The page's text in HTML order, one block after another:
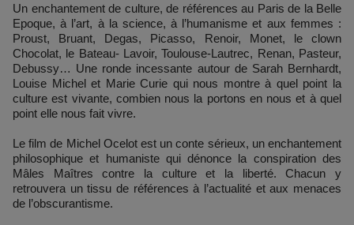
Un enchantement de culture, de références au Paris de la Belle
Epoque, à l’art, à la science, à l’humanisme et aux femmes :
Proust, Bruant, Degas, Picasso, Renoir, Monet, le clown
Chocolat, le Bateau- Lavoir, Toulouse-Lautrec, Renan, Pasteur,
Debussy… Une ronde incessante autour de Sarah Bernhardt,
Louise Michel et Marie Curie qui nous montre à quel point la
culture est vivante, combien nous la portons en nous et à quel
point elle nous fait vivre.
Le film de Michel Ocelot est un conte sérieux, un enchantement
philosophique et humaniste qui dénonce la conspiration des
Mâles Maîtres contre la culture et la liberté. Chacun y
retrouvera un tissu de références à l’actualité et aux menaces
de l’obscurantisme.